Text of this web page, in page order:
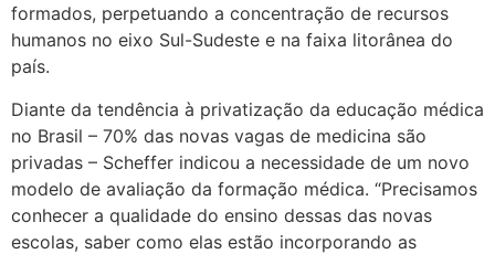
formados, perpetuando a concentração de recursos
humanos no eixo Sul-Sudeste e na faixa litorânea do
país.
Diante da tendência à privatização da educação médica
no Brasil – 70% das novas vagas de medicina são
privadas – Scheffer indicou a necessidade de um novo
modelo de avaliação da formação médica. “Precisamos
conhecer a qualidade do ensino dessas das novas
escolas, saber como elas estão incorporando as